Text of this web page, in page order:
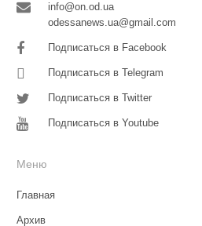
info@on.od.ua
odessanews.ua@gmail.com
Подписаться в Facebook
Подписаться в Telegram
Подписаться в Twitter
Подписаться в Youtube
Меню
Главная
Архив